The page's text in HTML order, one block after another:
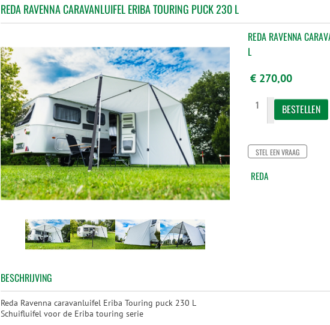
REDA RAVENNA CARAVANLUIFEL ERIBA TOURING PUCK 230 L
REDA RAVENNA
L
€ 270,00
STEL EEN VRAAG
REDA
BESCHRIJVING
Reda Ravenna caravanluifel Eriba Touring puck 230 L
Schuifluifel voor de Eriba touring serie